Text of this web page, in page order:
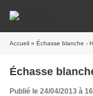
Accueil » Échasse blanche -
Échasse
Publié le 24/04/2013 à